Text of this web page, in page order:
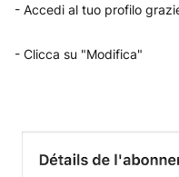
- Accedi al tuo profilo
- Clicca su "Modifica"